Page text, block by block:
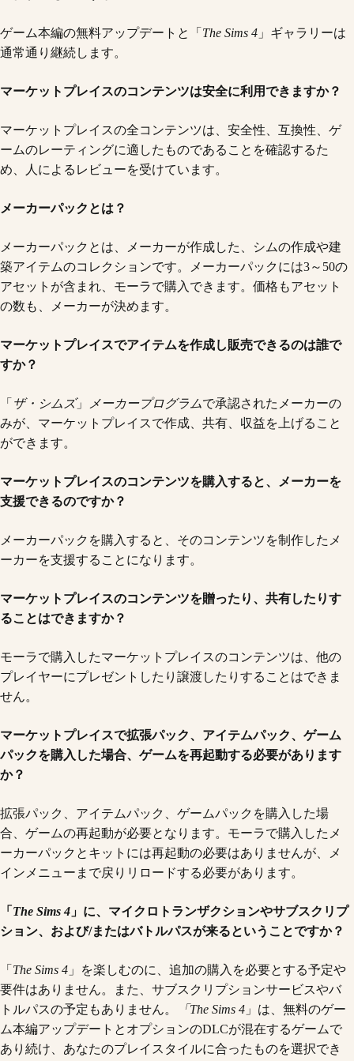
ゲーム本編の無料アップデートと「 The Sims 4 」ギャラリーは
通常通り継続します。
マーケットプレイスのコンテンツは安全に利用できますか？
マーケットプレイスの全コンテンツは、安全性、互換性、ゲ
ームのレーティングに適したものであることを確認するた
め、人によるレビューを受けています。
メーカーパックとは？
メーカーパックとは、メーカーが作成した、シムの作成や建
築アイテムのコレクションです。メーカーパックには3～50の
アセットが含まれ、モーラで購入できます。価格もアセット
の数も、メーカーが決めます。
マーケットプレイスでアイテムを作成し販売できるのは誰で
すか？
「 ザ・シムズ」 メーカープログラムで承認されたメーカーの
みが、マーケットプレイスで作成、共有、収益を上げること
ができます。
マーケットプレイスのコンテンツを購入すると、メーカーを
支援できるのですか？
メーカーパックを購入すると、そのコンテンツを制作したメ
ーカーを支援することになります。
マーケットプレイスのコンテンツを贈ったり、共有したりす
ることはできますか？
モーラで購入したマーケットプレイスのコンテンツは、他の
プレイヤーにプレゼントしたり譲渡したりすることはできま
せん。
マーケットプレイスで拡張パック、アイテムパック、ゲーム
パックを購入した場合、ゲームを再起動する必要があります
か？
拡張パック、アイテムパック、ゲームパックを購入した場
合、ゲームの再起動が必要となります。モーラで購入したメ
ーカーパックとキットには再起動の必要はありませんが、メ
インメニューまで戻りリロードする必要があります。
「 The Sims 4 」に、マイクロトランザクションやサブスクリプ
ション、および/またはバトルパスが来るということですか？
「 The Sims 4 」を楽しむのに、追加の購入を必要とする予定や
要件はありません。また、サブスクリプションサービスやバ
トルパスの予定もありません。
「The Sims 4 」は、無料のゲー
ム本編アップデートとオプションのDLCが混在するゲームで
あり続け、あなたのプレイスタイルに合ったものを選択でき